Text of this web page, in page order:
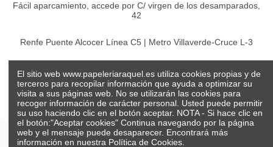
Fácil aparcamiento, accede por C/ virgen de los desamparados,
42
Renfe Puente Alcocer Línea C5 | Metro Villaverde-Cruce L-3
El sitio web www.papeleriaraquel.es utiliza cookies propias y de
terceros para recopilar información que ayuda a optimizar su
visita a sus páginas web. No se utilizarán las cookies para
recoger información de carácter personal. Usted puede permitir
su uso haciendo clic en el botón aceptar. NOTA - Si hace clic en
el botón:"Aceptar cookies" Continua navegando por la página
web y el mensaje puede desaparecer. Encontrará más
información en nuestra Política de Cookies.